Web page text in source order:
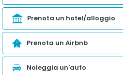
Prenota un hotel/alloggio
Prenota un Airbnb
Noleggia un'auto